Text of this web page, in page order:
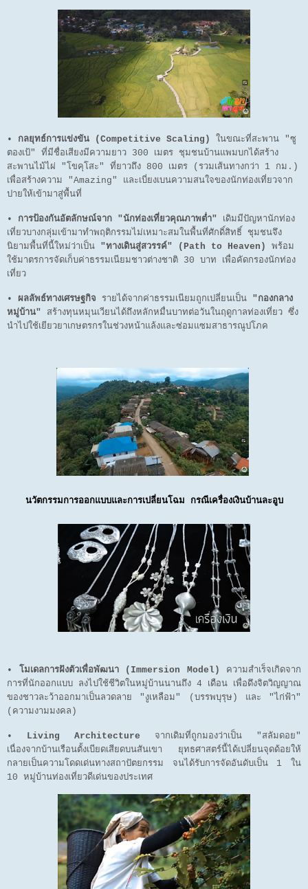
• กลยุทธ์การแข่งขัน (Competitive Scaling)
ในขณะที่สะพาน "ซู
ตองเป้" ที่มีชื่อเสียงมีความยาว 300 เมตร ชุมชนบ้านแพมบกได้สร้าง
สะพานไม้ไผ่ "โขคุโสะ" ที่ยาวถึง 800 เมตร (รวมเส้นทางกว่า 1 กม.)
เพื่อสร้างความ "Amazing" และเบี่ยงเบนความสนใจของนักท่องเที่ยวจาก
ปายให้เข้ามาสู่พื้นที่
• การป้องกันอัตลักษณ์จาก "นักท่องเที่ยวคุณภาพต่ำ"
เดิมมีปัญหานักท่อง
เที่ยวบางกลุ่มเข้ามาทำพฤติกรรมไม่เหมาะสมในพื้นที่ศักดิ์สิทธิ์ ชุมชนจึง
นิยามพื้นที่นี้ใหม่ว่าเป็น "ทางเดินสู่สวรรค์" (Path to Heaven)
พร้อม
ใช้มาตรการจัดเก็บค่าธรรมเนียมชาวต่างชาติ 30 บาท เพื่อคัดกรองนักท่อง
เที่ยว
• ผลลัพธ์ทางเศรษฐกิจ รายได้จากค่าธรรมเนียมถูกเปลี่ยนเป็น "กองกลาง
หมู่บ้าน"
สร้างทุนหมุนเวียนได้ถึงหลักหมื่นบาทต่อวันในฤดูกาลท่องเที่ยว ซึ่ง
นำไปใช้เยียวยาเกษตรกรในช่วงหน้าแล้งและซ่อมแซมสาธารณูปโภค
นวัตกรรมการออกแบบและการเปลี่ยนโฉม กรณีเครื่องเงินบ้านละอูบ
• โมเดลการฝังตัวเพื่อพัฒนา (Immersion Model) ความสำเร็จเกิดจาก
การที่นักออกแบบ ลงไปใช้ชีวิตในหมู่บ้านนานถึง 4 เดือน เพื่อดึงจิตวิญญาณ
ของชาวละว้าออกมาเป็นลวดลาย "งูเหลือม" (บรรพบุรุษ) และ "ไก่ฟ้า"
(ความงามมงคล)
• Living Architecture จากเดิมที่ถูกมองว่าเป็น "สลัมดอย"
เนื่องจากบ้านเรือนตั้งเบียดเสียดบนสันเขา ยุทธศาสตร์นี้ได้เปลี่ยนจุดด้อยให้
กลายเป็นความโดดเด่นทางสถาปัตยกรรม จนได้รับการจัดอันดับเป็น 1 ใน
10 หมู่บ้านท่องเที่ยวดีเด่นของประเทศ